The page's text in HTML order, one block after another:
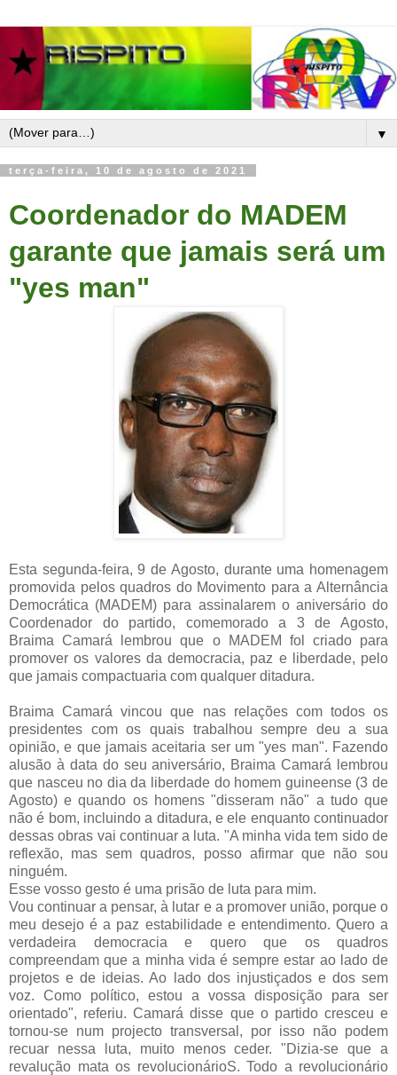
▼
terça-feira, 10 de agosto de 2021
Coordenador do MADEM
garante que jamais será um
"yes man"
Esta segunda-feira, 9 de Agosto, durante uma homenagem
promovida pelos quadros do Movimento para a Alternância
Democrática (MADEM) para assinalarem o aniversário do
Coordenador do partido, comemorado a 3 de Agosto,
Braima Camará lembrou que o MADEM fol criado para
promover os valores da democracia, paz e liberdade, pelo
que jamais compactuaria com qualquer ditadura.
Braima Camará vincou que nas relações com todos os
presidentes com os quais trabalhou sempre deu a sua
opinião, e que jamais aceitaria ser um "yes man". Fazendo
alusão à data do seu aniversário, Braima Camará lembrou
que nasceu no dia da liberdade do homem guineense (3 de
Agosto) e quando os homens "disseram não" a tudo que
não é bom, incluindo a ditadura, e ele enquanto continuador
dessas obras vai continuar a luta. "A minha vida tem sido de
reflexão, mas sem quadros, posso afirmar que não sou
ninguém.
Esse vosso gesto é uma prisão de luta para mim.
Vou continuar a pensar, à lutar e a promover união, porque o
meu desejo é a paz estabilidade e entendimento. Quero a
verdadeira democracia e quero que os quadros
compreendam que a minha vida é sempre estar ao lado de
projetos e de ideias. Ao lado dos injustiçados e dos sem
voz. Como político, estou a vossa disposição para ser
orientado", referiu. Camará disse que o partido cresceu e
tornou-se num projecto transversal, por isso não podem
recuar nessa luta, muito menos ceder. "Dizia-se que a
revalução mata os revolucionárioS. Todo a revolucionário